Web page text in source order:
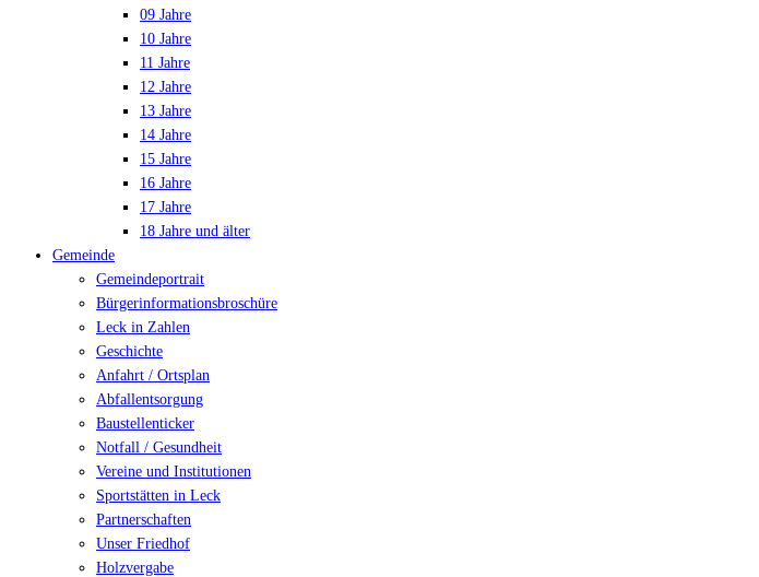
09 Jahre
10 Jahre
11 Jahre
12 Jahre
13 Jahre
14 Jahre
15 Jahre
16 Jahre
17 Jahre
18 Jahre und älter
Gemeinde
Gemeindeportrait
Bürgerinformationsbroschüre
Leck in Zahlen
Geschichte
Anfahrt / Ortsplan
Abfallentsorgung
Baustellenticker
Notfall / Gesundheit
Vereine und Institutionen
Sportstätten in Leck
Partnerschaften
Unser Friedhof
Holzvergabe